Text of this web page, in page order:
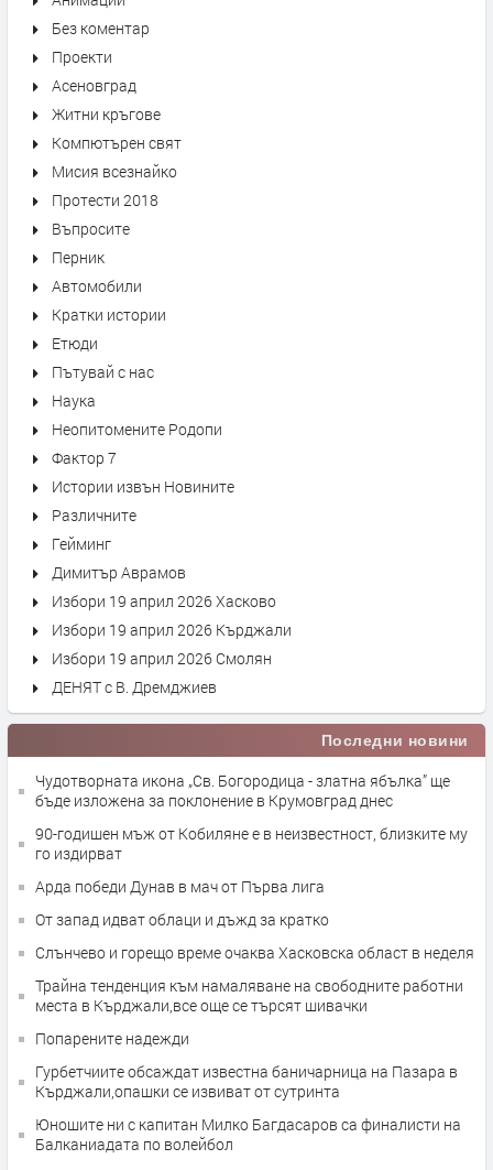
Без коментар
Проекти
Асеновград
Житни кръгове
Компютърен свят
Мисия всезнайко
Протести 2018
Въпросите
Перник
Автомобили
Кратки истории
Етюди
Пътувай с нас
Наука
Неопитомените Родопи
Фактор 7
Истории извън Новините
Различните
Гейминг
Димитър Аврамов
Избори 19 април 2026 Хасково
Избори 19 април 2026 Кърджали
Избори 19 април 2026 Смолян
ДЕНЯТ с В. Дремджиев
Последни новини
Чудотворната икона „Св. Богородица - златна ябълка” ще
бъде изложена за поклонение в Крумовград днес
90-годишен мъж от Кобиляне е в неизвестност, близките му
го издирват
Арда победи Дунав в мач от Първа лига
От запад идват облаци и дъжд за кратко
Слънчево и горещо време очаква Хасковска област в неделя
Трайна тенденция към намаляване на свободните работни
места в Кърджали,все още се търсят шивачки
Попарените надежди
Гурбетчиите обсаждат известна баничарница на Пазара в
Кърджали,опашки се извиват от сутринта
Юношите ни с капитан Милко Багдасаров са финалисти на
Балканиадата по волейбол